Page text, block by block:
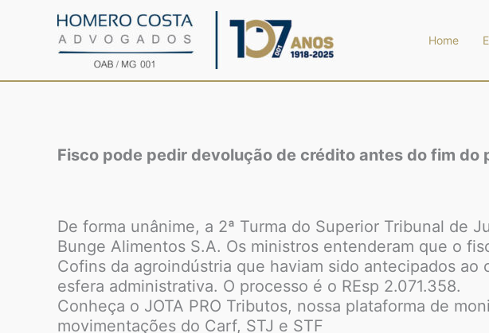
Home
Fisco pode pedir devolução de crédito antes do fim do
De forma unânime, a 2ª Turma do Superior Tribunal de
Bunge Alimentos S.A. Os ministros entenderam que o
Cofins da agroindústria que haviam sido antecipados
esfera administrativa. O processo é o REsp 2.071.358.
Conheça o JOTA PRO Tributos, nossa plataforma de
movimentações do Carf, STJ e STF